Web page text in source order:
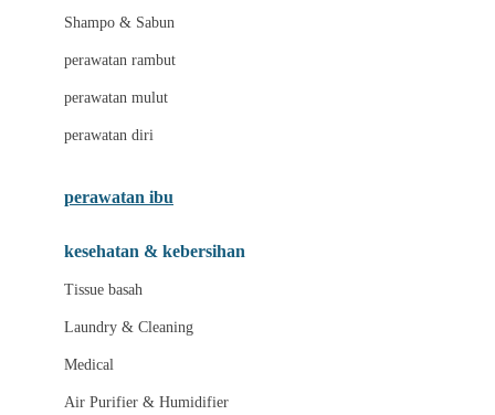
London Taxi
Love To Dream
M
Magformers
Mamaway
Maxi Cosi
Megabloks
Micro
MiDeer
Shampo & Sabun
perawatan rambut
perawatan mulut
perawatan diri
perawatan ibu
kesehatan & kebersihan
Tissue basah
Laundry & Cleaning
Medical
Air Purifier & Humidifier